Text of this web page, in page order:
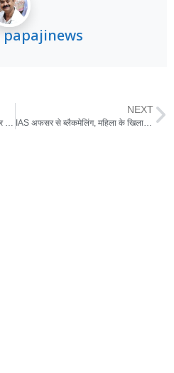
papajinews
NEXT
IAS अफसर से ब्लैकमेलिंग, महिला के खिलाफ ठाणे पहुंचे, महिला ने किया पत्नी होने दावा